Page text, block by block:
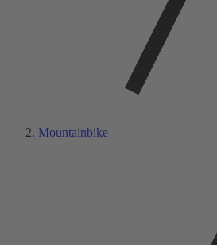
Mountainbike